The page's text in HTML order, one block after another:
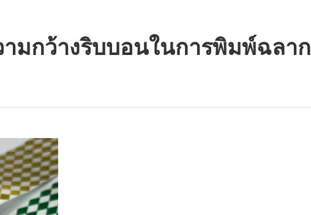
มกว้างริบบอนในการพิมพ์ฉลาก